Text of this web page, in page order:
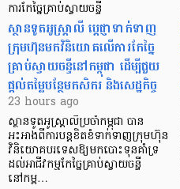
ការកែច្នៃគ្រាប់ស្វាយចន្ទី
ស្ថានទូតអូស្ត្រាលី ប្តេជ្ញាទាក់ទាញ
ក្រុមហ៊ុនមក​វិនិយោគលើការកែច្នៃ
គ្រាប់ស្វាយចន្ទីនៅកម្ពុជា ដើម្បីជួយ
ផ្តល់តម្លៃបន្ថែមកសិករ និងសេដ្ឋកិច្ច
23 hours ago
ស្ថានទូតអូស្ត្រាលីប្រចាំកម្ពុជា បាន
អះអាងពីការបន្តខិតខំទាក់ទាញក្រុមហ៊ុន
វិនិយោគបរទេសឱ្យមកបោះទុនគាំទ្រ
ដល់អាជីវកម្មកែច្នៃគ្រាប់ស្វាយចន្ទី
នៅកម្ព…